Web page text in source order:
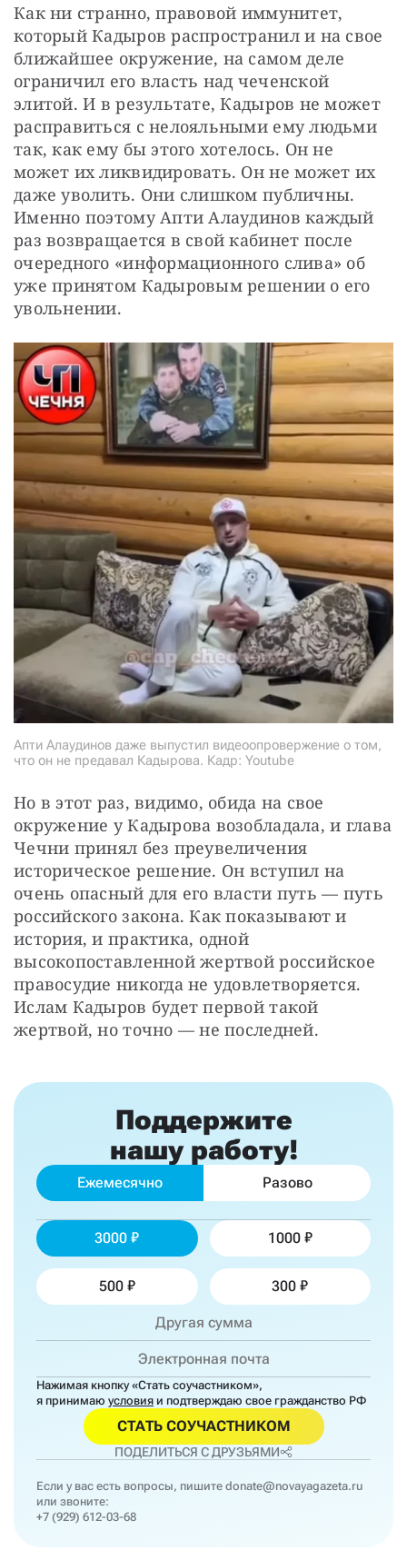
Как ни странно, правовой иммунитет,
который Кадыров распространил и на свое
ближайшее окружение, на самом деле
ограничил его власть над чеченской
элитой. И в результате, Кадыров не может
расправиться с нелояльными ему людьми
так, как ему бы этого хотелось. Он не
может их ликвидировать. Он не может их
даже уволить. Они слишком публичны.
Именно поэтому Апти Алаудинов каждый
раз возвращается в свой кабинет после
очередного «информационного слива» об
уже принятом Кадыровым решении о его
увольнении.
Апти Алаудинов даже выпустил видеоопровержение о том,
что он не предавал Кадырова. Кадр: Youtube
Но в этот раз, видимо, обида на свое
окружение у Кадырова возобладала, и глава
Чечни принял без преувеличения
историческое решение. Он вступил на
очень опасный для его власти путь — путь
российского закона. Как показывают и
история, и практика, одной
высокопоставленной жертвой российское
правосудие никогда не удовлетворяется.
Ислам Кадыров будет первой такой
жертвой, но точно — не последней.
Поддержите
нашу работу!
Ежемесячно Разово
3000 1000
500 300
Нажимая кнопку «Стать соучастником»,
я принимаю условия и подтверждаю свое гражданство РФ
СТАТЬ СОУЧАСТНИКОМ
ПОДЕЛИТЬСЯ С ДРУЗЬЯМИ
Если у вас есть вопросы, пишите donate@novayagazeta.ru
или звоните:
+7 (929) 612-03-68